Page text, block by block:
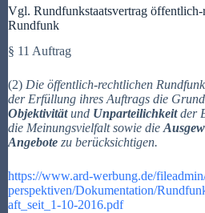
Vgl. Rundfunkstaatsvertrag
Rundfunk
§ 11 Auftrag
(2) Die öffentlich-rechtlichen
der Erfüllung ihres Auftrags die
Objektivitätund Unparteilichkeitder
die Meinungsvielfalt sowie die
Angebote zu berücksichtigen.
https://www.ard-werbung.de/
perspektiven/Dokumentation/
aft_seit_1-10-2016.pdf